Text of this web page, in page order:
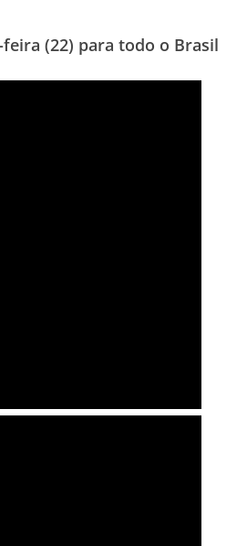
(22) para todo o Brasil